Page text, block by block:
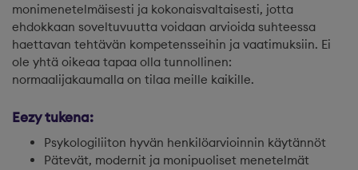
monimenetelmäisesti ja kokonaisvaltaisesti, jotta
ehdokkaan soveltuvuutta voidaan arvioida suhteessa
haettavan tehtävän kompetensseihin ja vaatimuksiin. Ei
ole yhtä oikeaa tapaa olla tunnollinen:
normaalijakaumalla on tilaa meille kaikille.
Eezy tukena:
Psykologiliiton hyvän henkilöarvioinnin käytännöt
Pätevät, modernit ja monipuoliset menetelmät